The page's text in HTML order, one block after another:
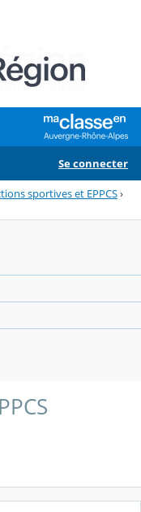
Se connecter
sportives et EPPCS›